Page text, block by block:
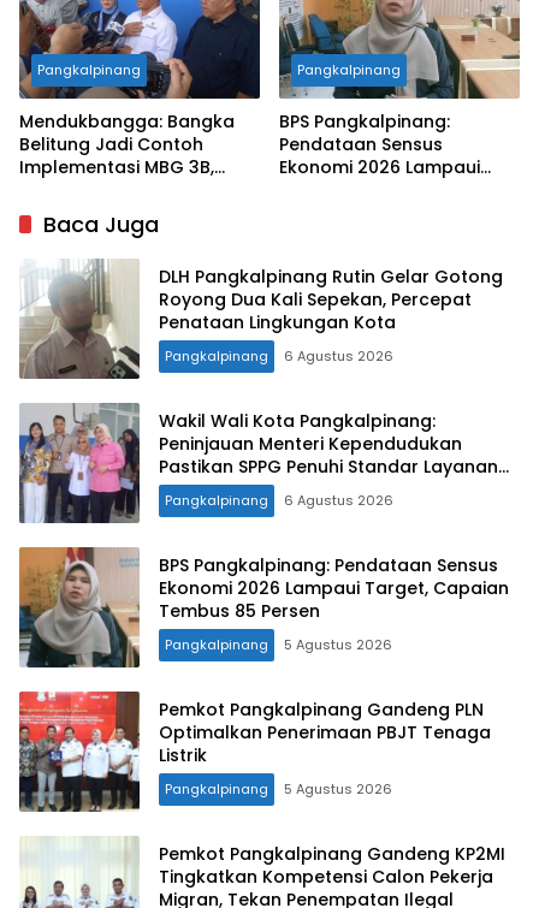
Pangkalpinang
Mendukbangga: Bangka
Belitung Jadi Contoh
Implementasi MBG 3B,
Balita Terlayani
Pangkalpinang
BPS Pangkalpinang:
Pendataan Sensus
Ekonomi 2026 Lampaui
Baca Juga
DLH Pangkalpinang Rutin Gelar Gotong
Royong Dua Kali Sepekan, Percepat
Penataan Lingkungan Kota
Pangkalpinang 6 Agustus 2026
Wakil Wali Kota Pangkalpinang:
Peninjauan Menteri Kependudukan
Pastikan SPPG Penuhi Standar Layanan
MBG
Pangkalpinang 6 Agustus 2026
BPS Pangkalpinang: Pendataan Sensus
Ekonomi 2026 Lampaui Target, Capaian
Tembus 85 Persen
Pangkalpinang 5 Agustus 2026
Pemkot Pangkalpinang Gandeng PLN
Optimalkan Penerimaan PBJT Tenaga
Listrik
Pangkalpinang 5 Agustus 2026
Pemkot Pangkalpinang Gandeng KP2MI
Tingkatkan Kompetensi Calon Pekerja
Migran, Tekan Penempatan Ilegal